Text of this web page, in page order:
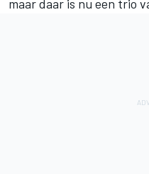
maar daar is nu een trio